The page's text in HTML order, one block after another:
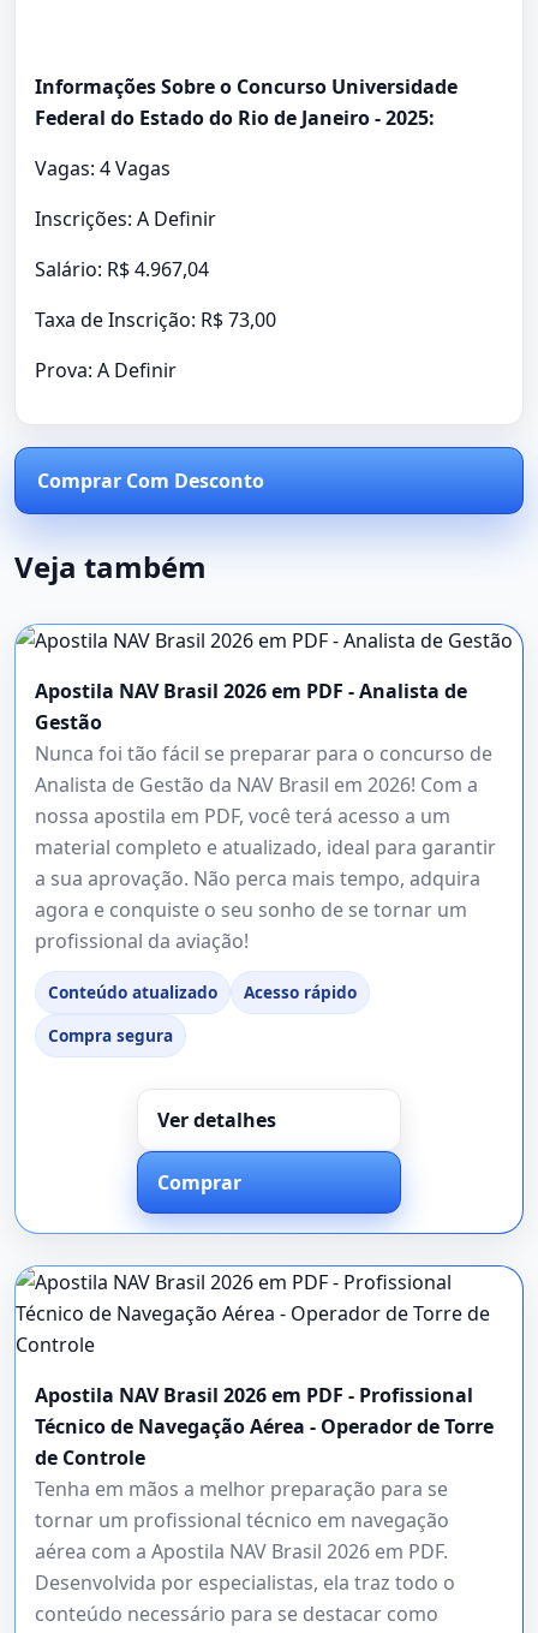
Informações Sobre o Concurso Universidade
Federal do Estado do Rio de Janeiro - 2025:
Vagas: 4 Vagas
Inscrições: A Definir
Salário: R$ 4.967,04
Taxa de Inscrição: R$ 73,00
Prova: A Definir
Comprar Com Desconto
Veja também
Apostila NAV Brasil 2026 em PDF - Analista de
Gestão
Nunca foi tão fácil se preparar para o concurso de
Analista de Gestão da NAV Brasil em 2026! Com a
nossa apostila em PDF, você terá acesso a um
material completo e atualizado, ideal para garantir
a sua aprovação. Não perca mais tempo, adquira
agora e conquiste o seu sonho de se tornar um
profissional da aviação!
Conteúdo atualizado
Acesso rápido
Compra segura
Ver detalhes
Comprar
Apostila NAV Brasil 2026 em PDF - Profissional
Técnico de Navegação Aérea - Operador de Torre
de Controle
Tenha em mãos a melhor preparação para se
tornar um profissional técnico em navegação
aérea com a Apostila NAV Brasil 2026 em PDF.
Desenvolvida por especialistas, ela traz todo o
conteúdo necessário para se destacar como